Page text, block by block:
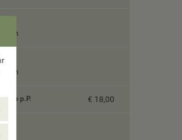
p.P. € 18,00
Unbedingt
Cookies